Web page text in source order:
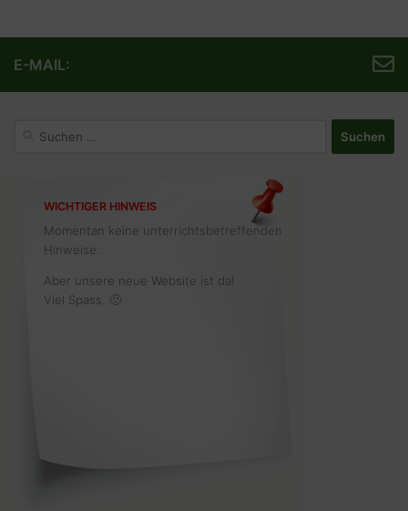
E-MAIL:
WICHTIGER HINWEIS
Momentan keine unterrichtsbetreffenden
Hinweise.
Aber unsere neue Website ist da!
Viel Spass. 🙂